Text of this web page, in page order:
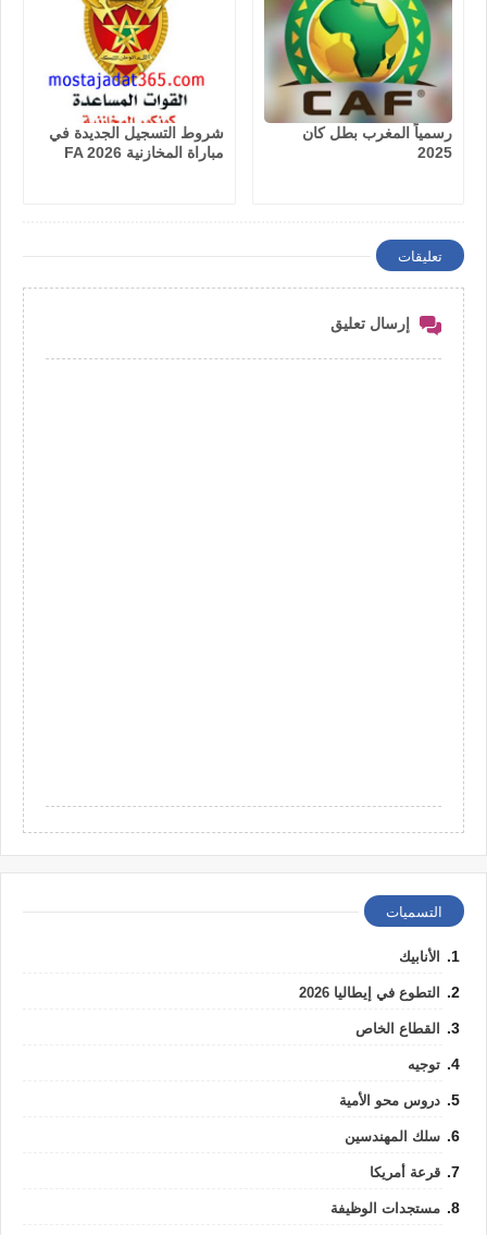
رسمياً المغرب بطل كان
2025
شروط التسجيل الجديدة في
مباراة المخازنية FA 2026
تعليقات
إرسال تعليق
التسميات
الأنابيك
التطوع في إيطاليا 2026
القطاع الخاص
توجيه
دروس محو الأمية
سلك المهندسين
قرعة أمريكا
مستجدات الوظيفة